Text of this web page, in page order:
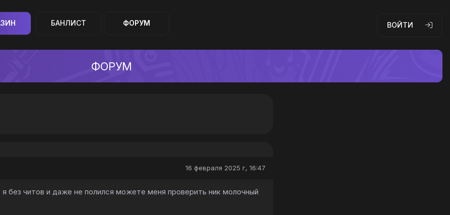
БАНЛИСТ ФОРУМ ВОЙТИ
ФОРУМ
16 февраля 2025 г, 16:47
я без читов и даже не полился можете меня проверить ник молочный